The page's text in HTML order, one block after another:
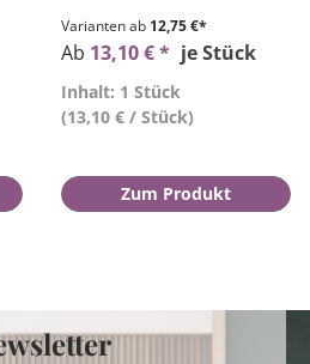
Varianten ab 12,75 €*
Ab 13,10 € * je Stück
Inhalt: 1 Stück
(13,10 € / Stück)
Zum Produkt